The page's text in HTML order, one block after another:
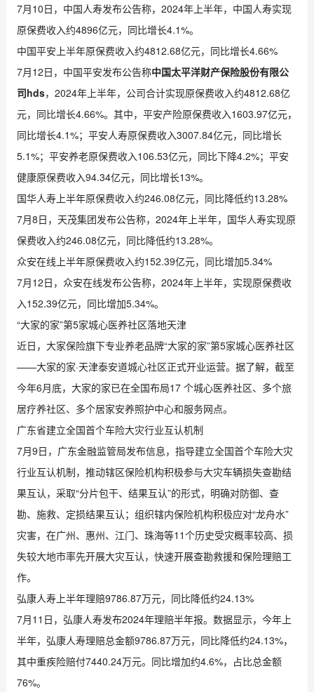
7月10日，中国人寿发布公告称，2024年上半年，中国人寿实现
原保费收入约4896亿元，同比增长4.1%。
中国平安上半年原保费收入约4812.68亿元，同比增长4.66%
7月12日，中国平安发布公告称中国太平洋财产保险股份有限公
司hds，2024年上半年，公司合计实现原保费收入约4812.68亿
元，同比增长4.66%。其中，平安产险原保费收入1603.97亿元，
同比增长4.1%；平安人寿原保费收入3007.84亿元，同比增长
5.1%；平安养老原保费收入106.53亿元，同比下降4.2%；平安
健康原保费收入94.34亿元，同比增长13%。
国华人寿上半年原保费收入约246.08亿元，同比降低约13.28%
7月8日，天茂集团发布公告称，2024年上半年，国华人寿实现原
保费收入约246.08亿元，同比降低约13.28%。
众安在线上半年原保费收入约152.39亿元，同比增加5.34%
7月12日，众安在线发布公告称，2024年上半年，实现原保费收
入152.39亿元，同比增加5.34%。
“大家的家”第5家城心医养社区落地天津
近日，大家保险旗下专业养老品牌“大家的家”第5家城心医养社区
——大家的家·天津泰安道城心社区正式开业运营。据了解，截至
今年6月底，大家的家已在全国布局17 个城心医养社区、多个旅
居疗养社区、多个居家安养照护中心和服务网点。
广东省建立全国首个车险大灾行业互认机制
7月9日，广东金融监管局发布信息，指导建立全国首个车险大灾
行业互认机制，推动辖区保险机构积极参与大灾车辆损失查勘结
果互认，采取“分片包干、结果互认”的形式，明确对防御、查
勘、施救、定损结果互认；组织辖内保险机构积极应对“龙舟水”
灾害，在广州、惠州、江门、珠海等11个历史受灾概率较高、损
失较大地市率先开展大灾互认，快速开展查勘救援和保险理赔工
作。
弘康人寿上半年理赔9786.87万元，同比降低约24.13%
7月11日，弘康人寿发布2024年理赔半年报。数据显示，今年上
半年，弘康人寿理赔总金额9786.87万元，同比降低约24.13%，
其中重疾险赔付7440.24万元。同比增加约4.6%，占比总金额
76%。